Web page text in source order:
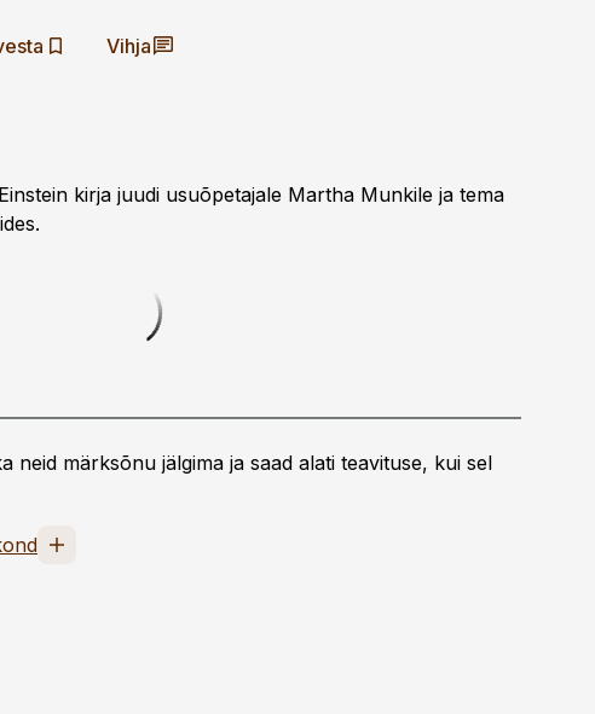
Vihja
kirja juudi usuõpetajale Martha Munkile ja tema
neid märksõnu jälgima ja saad alati teavituse, kui sel